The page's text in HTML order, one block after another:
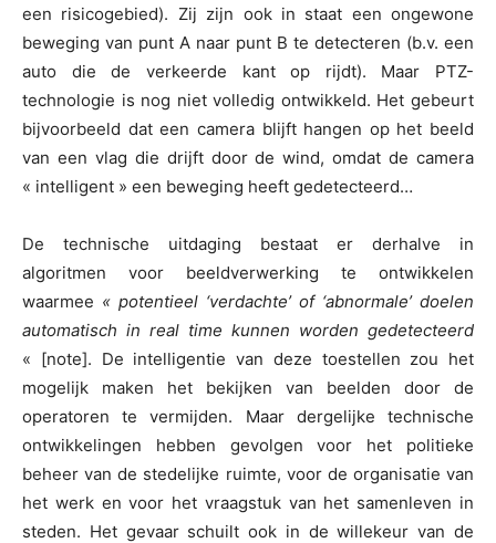
een risicogebied). Zij zijn ook in staat een ongewone
beweging van punt A naar punt B te detecteren (b.v. een
auto die de verkeerde kant op rijdt). Maar PTZ-
technologie is nog niet volledig ontwikkeld. Het gebeurt
bijvoorbeeld dat een camera blijft hangen op het beeld
van een vlag die drijft door de wind, omdat de camera
« intelligent » een beweging heeft gedetecteerd…
De technische uitdaging bestaat er derhalve in
algoritmen voor beeldverwerking te ontwikkelen
waarmee « potentieel ‘verdachte’ of ‘abnormale’ doelen
automatisch in real time kunnen worden gedetecteerd
« [note]. De intelligentie van deze toestellen zou het
mogelijk maken het bekijken van beelden door de
operatoren te vermijden. Maar dergelijke technische
ontwikkelingen hebben gevolgen voor het politieke
beheer van de stedelijke ruimte, voor de organisatie van
het werk en voor het vraagstuk van het samenleven in
steden. Het gevaar schuilt ook in de willekeur van de